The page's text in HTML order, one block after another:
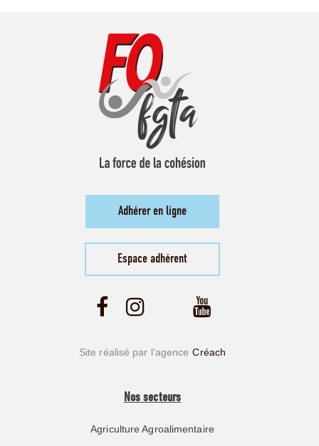
Adhérer en ligne
Espace adhérent
Site réalisé par l’agence Créach
Nos secteurs
Agriculture Agroalimentaire